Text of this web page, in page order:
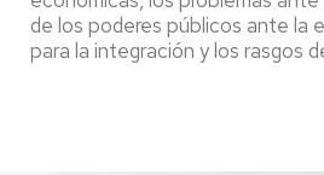
de los poderes públicos ante la
para la integración y los rasgos